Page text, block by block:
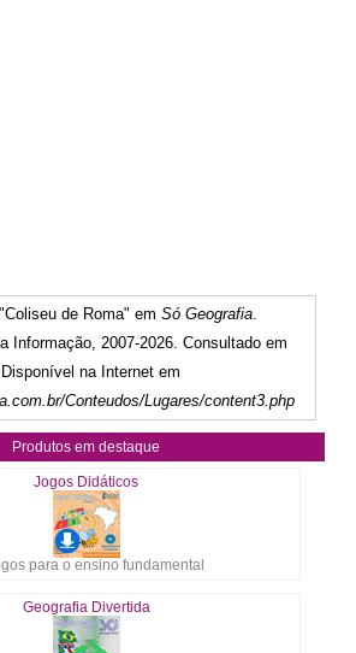
de Roma" emSó Geografia.
Informação, 2007-2026. Consultado em
na Internet em
Conteudos/Lugares/content3.php
Produtos em destaque
Jogos Didáticos
para o ensino fundamental
Geografia Divertida